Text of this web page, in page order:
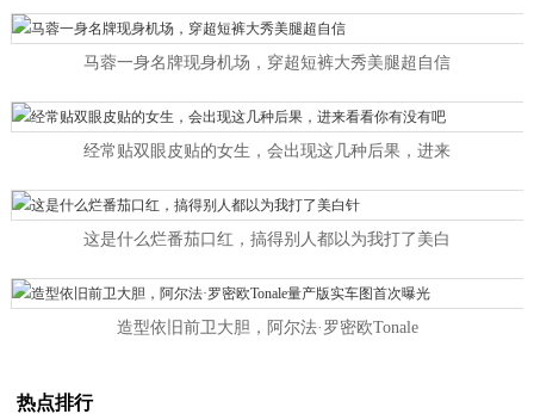
马蓉一身名牌现身机场，穿超短裤大秀美腿超自信
经常贴双眼皮贴的女生，会出现这几种后果，进来
这是什么烂番茄口红，搞得别人都以为我打了美白
造型依旧前卫大胆，阿尔法·罗密欧Tonale
热点排行